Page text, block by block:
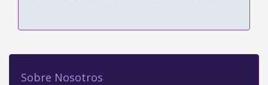
Sobre Nosotros